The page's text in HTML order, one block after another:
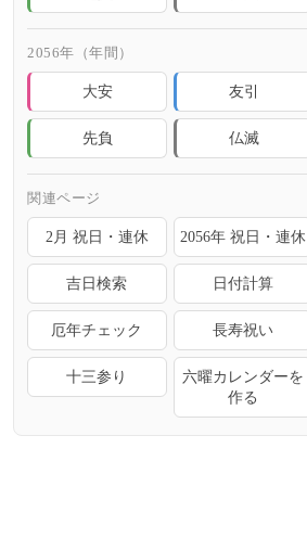
2056年（年間）
大安 友引
先負 仏滅
関連ページ
2月 祝日・連休 2056年 祝日・連休
吉日検索 日付計算
厄年チェック 長寿祝い
十三参り
六曜カレンダーを
作る